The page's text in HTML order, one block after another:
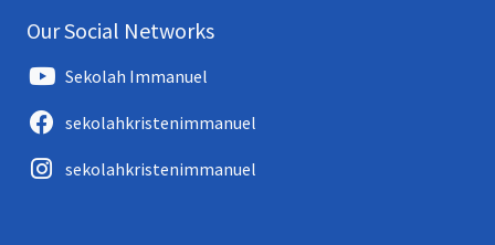
Our Social Networks
Sekolah Immanuel
sekolahkristenimmanuel
sekolahkristenimmanuel